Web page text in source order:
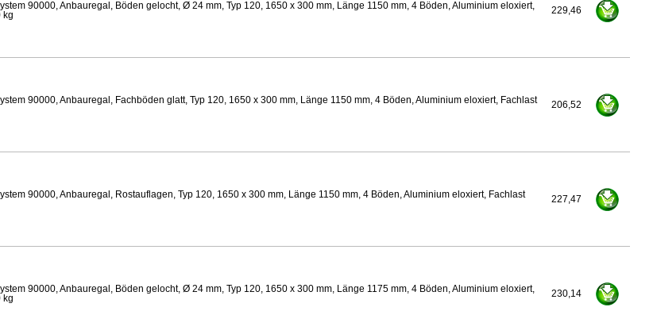
90000, Anbauregal, Böden gelocht, Ø 24 mm, Typ 120, 1650 x 300 mm, Länge 1150 mm, 4 Böden, Aluminium eloxiert,
kg
229,46
90000, Anbauregal, Fachböden glatt, Typ 120, 1650 x 300 mm, Länge 1150 mm, 4 Böden, Aluminium eloxiert, Fachlast
206,52
90000, Anbauregal, Rostauflagen, Typ 120, 1650 x 300 mm, Länge 1150 mm, 4 Böden, Aluminium eloxiert, Fachlast
227,47
90000, Anbauregal, Böden gelocht, Ø 24 mm, Typ 120, 1650 x 300 mm, Länge 1175 mm, 4 Böden, Aluminium eloxiert,
kg
230,14